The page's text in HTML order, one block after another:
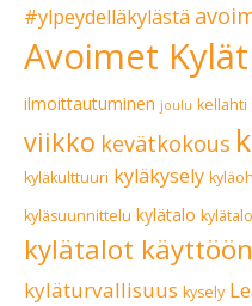
#ylpeydelläkylästä
Avoimet Kylät
ilmoittautuminen joulu kellahti
viikko kevätkokous
kyläkulttuuri kyläkysely
kyläsuunnittelu kylätalo
kylätalot käyttöön
kyläturvallisuus kysely